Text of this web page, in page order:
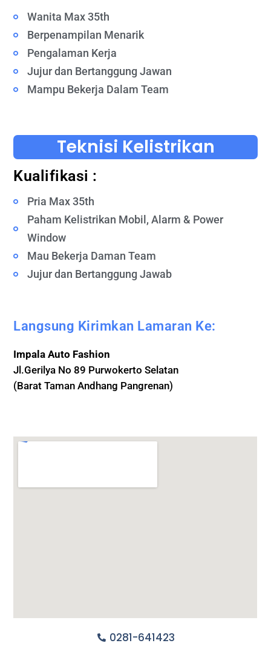
0281-641423
Langsung Kirimkan Lamaran Ke:
Impala Auto Fashion
Jl.Gerilya No 89 Purwokerto Selatan
(Barat Taman Andhang Pangrenan)
Wanita Max 35th
Berpenampilan Menarik
Pengalaman Kerja
Jujur dan Bertanggung Jawan
Mampu Bekerja Dalam Team
Teknisi Kelistrikan
Kualifikasi :
Pria Max 35th
Paham Kelistrikan Mobil, Alarm & Power
Window
Mau Bekerja Daman Team
Jujur dan Bertanggung Jawab